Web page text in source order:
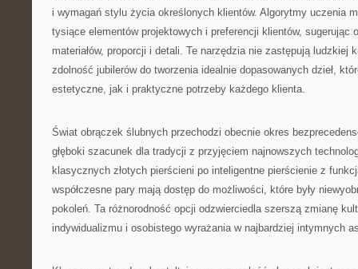
i wymagań stylu życia określonych klientów. Algorytmy uczenia
tysiące elementów projektowych i preferencji klientów, sugerując
materiałów, proporcji i detali. Te narzędzia nie zastępują ludzkiej
zdolność jubilerów do tworzenia idealnie dopasowanych dzieł,
estetyczne, jak i praktyczne potrzeby każdego klienta.
Świat obrączek ślubnych przechodzi obecnie okres
głęboki szacunek dla tradycji z przyjęciem najnowszych
klasycznych złotych pierścieni po inteligentne pierścienie z
współczesne pary mają dostęp do możliwości, które były
pokoleń. Ta różnorodność opcji odzwierciedla szerszą zmianę
indywidualizmu i osobistego wyrażania w najbardziej intymnych